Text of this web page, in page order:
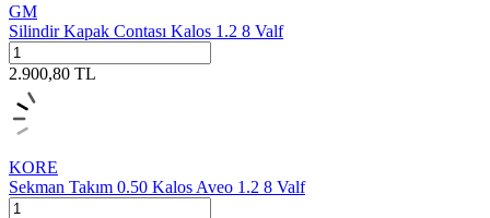
GM
Silindir Kapak Contası Kalos 1.2 8 Valf
2.900,80 TL
KORE
Sekman Takım 0.50 Kalos Aveo 1.2 8 Valf